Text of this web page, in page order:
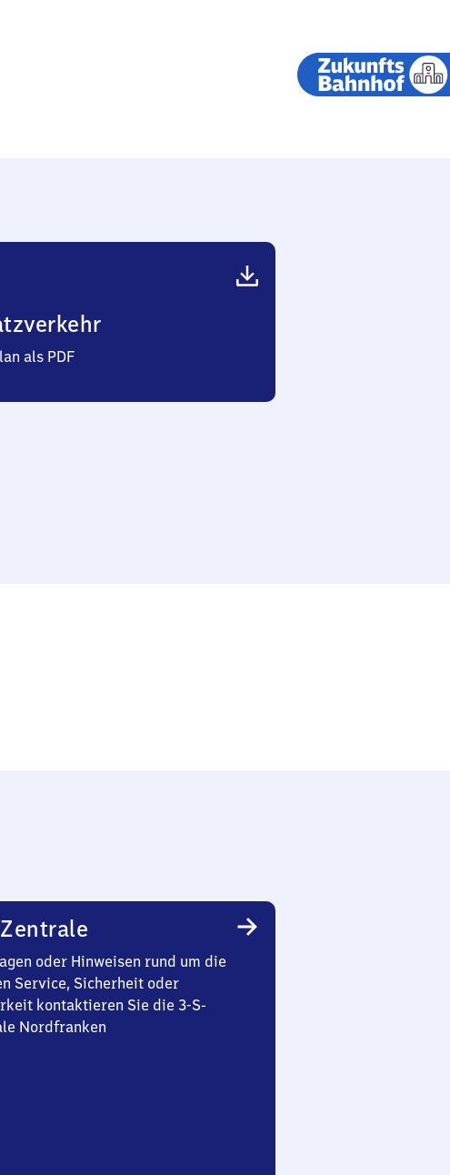
als PDF
oder Hinweisen rund um die
Service, Sicherheit oder
kontaktieren Sie die 3-S-
Nordfranken